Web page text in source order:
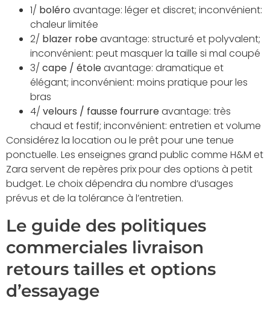
1/ boléro avantage: léger et discret; inconvénient:
chaleur limitée
2/ blazer robeavantage: structuré et polyvalent;
inconvénient: peut masquer la taille si mal coupé
3/ cape / étoleavantage: dramatique et
élégant; inconvénient: moins pratique pour les
bras
4/ velours / fausse fourrureavantage: très
chaud et festif; inconvénient: entretien et volume
Considérez la location ou le prêt pour une tenue
ponctuelle. Les enseignes grand public comme H&M et
Zara servent de repères prix pour des options à petit
budget. Le choix dépendra du nombre d’usages
prévus et de la tolérance à l’entretien.
Le guide des politiques
commerciales livraison
retours tailles et options
d’essayage